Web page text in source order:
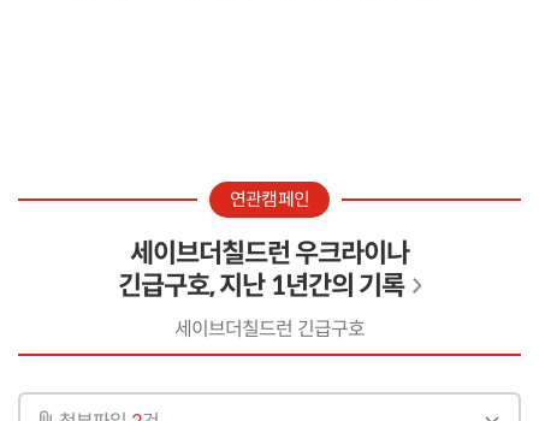
연관캠페인
세이브더칠드런 우크라이나
긴급구호, 지난 1년간의 기록
세이브더칠드런 긴급구호